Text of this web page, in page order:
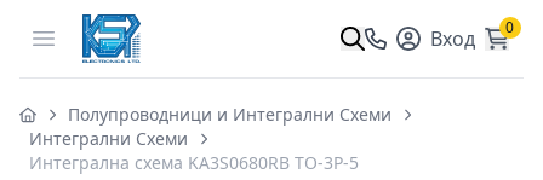
Open menu Вход 0
Полупроводници и Интегрални Схеми
Интегрални Схеми
Интегрална схема KA3S0680RB TO-3P-5